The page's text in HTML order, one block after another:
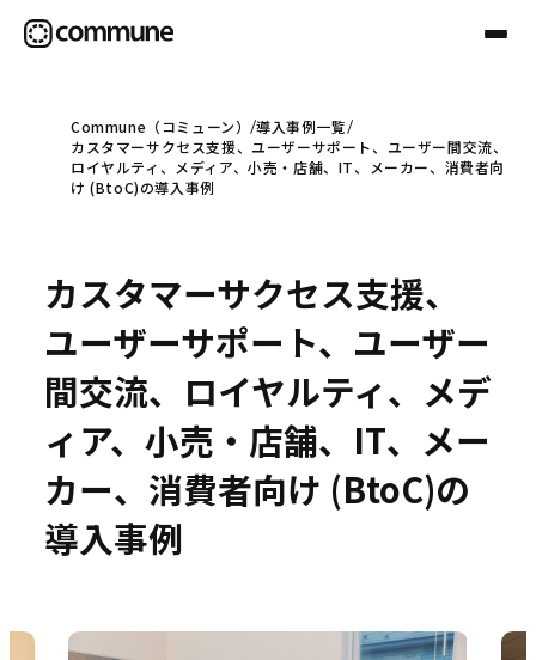
Communeについて
事例
セミナー
お役立ち情報
Commune（コミューン）
導入事例一覧
カスタマーサクセス支援、ユーザーサポート、ユーザー間交流、
ロイヤルティ、メディア、小売・店舗、IT、メーカー、消費者向
け (BtoC)の導入事例
カスタマーサクセス支援、
ユーザーサポート、ユーザー
間交流、ロイヤルティ、メデ
ィア、小売・店舗、IT、メー
カー、消費者向け (BtoC)の
導入事例